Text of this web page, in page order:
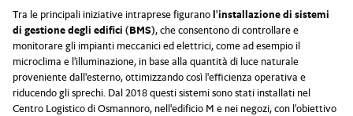
Tra le principali iniziative intraprese figuranol'installazione di sistemi
di gestione degli edifici (BMS), che consentono di controllare e
monitorare gli impianti meccanici ed elettrici, come ad esempio il
microclima e l'illuminazione, in base alla quantità di luce naturale
proveniente dall'esterno, ottimizzando così l'efficienza operativa e
riducendo gli sprechi. Dal 2018 questi sistemi sono stati installati nel
Centro Logistico di Osmannoro, nell'edificio M e nei negozi, con l'obiettivo